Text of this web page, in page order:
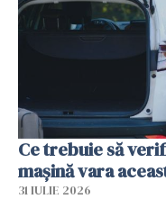
Ce trebuie să
mașină vara
31 IULIE 2026